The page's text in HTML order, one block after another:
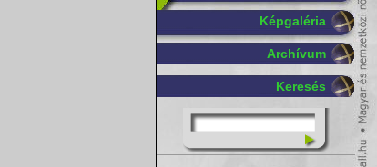
Képgaléria
Archívum
Keresés